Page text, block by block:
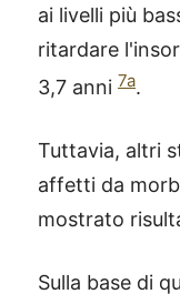
ai livelli più
ritardare
3,7 anni 7a.
Tuttavia, altri
affetti da
mostrato
Sulla base di